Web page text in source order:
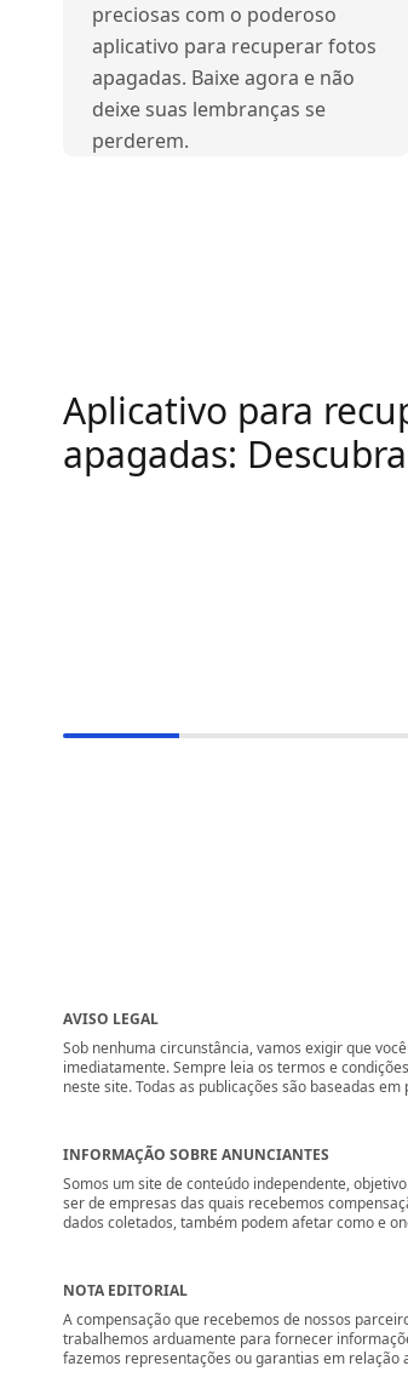
preciosas com o poderoso
aplicativo para recuperar fotos
apagadas. Baixe agora e não
deixe suas lembranças se
perderem.
Aplicativo para
apagadas:
AVISO LEGAL
Sob nenhuma circunstância, vamos exigir que
imediatamente. Sempre leia os termos e
neste site. Todas as publicações são baseadas
INFORMAÇÃO SOBRE ANUNCIANTES
Somos um site de conteúdo independente,
ser de empresas das quais recebemos
dados coletados, também podem afetar como e
NOTA EDITORIAL
A compensação que recebemos de nossos
trabalhemos arduamente para fornecer
fazemos representações ou garantias em relação